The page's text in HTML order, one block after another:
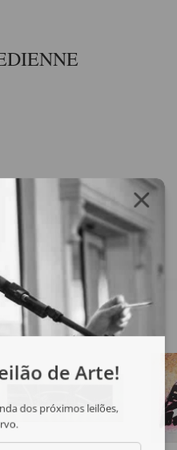
de Arte!
dos próximos leilões,